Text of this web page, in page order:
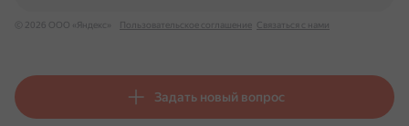
© 2026 ООО «Яндекс» Пользовательское соглашение Связаться с нами
Задать новый вопрос